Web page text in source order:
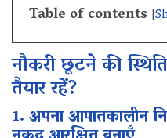
Table of contents [
नौकरी छूटने की
तैयार रहें?
1. अपना आपातकालीन